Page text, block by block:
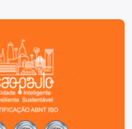
resiliente e sustentável